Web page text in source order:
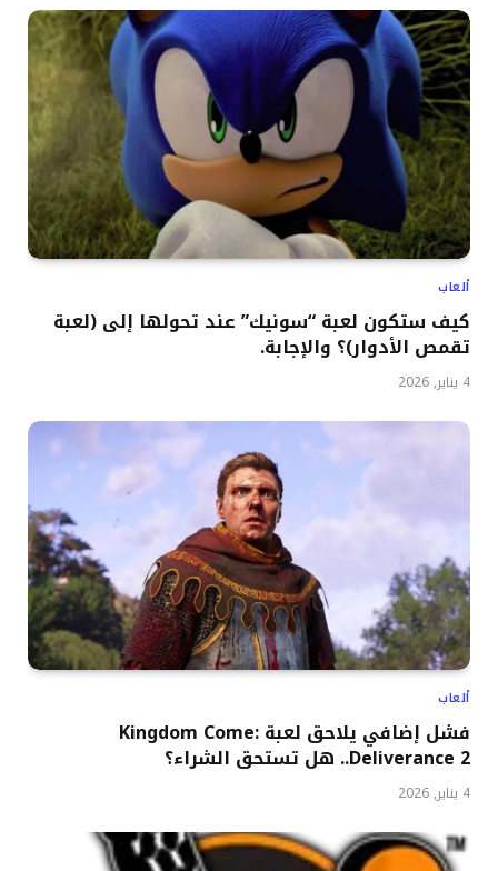
ألعاب
كيف ستكون لعبة “سونيك” عند تحولها إلى (لعبة
تقمص الأدوار)؟ والإجابة.
4 يناير, 2026
ألعاب
فشل إضافي يلاحق لعبة Kingdom Come:
Deliverance 2.. هل تستحق الشراء؟
4 يناير, 2026